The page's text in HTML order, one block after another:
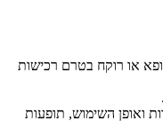
או רוקח בטרם רכישות
השימוש, תופעות